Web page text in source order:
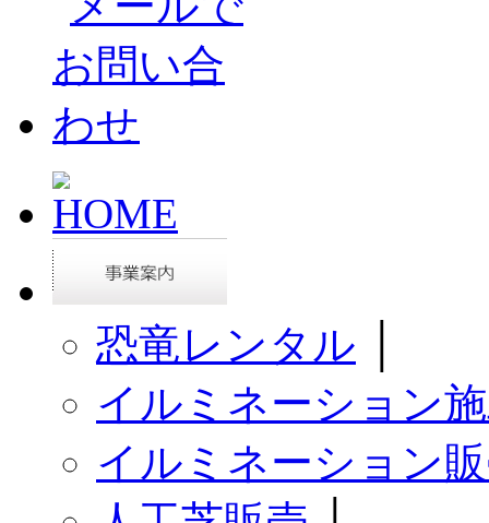
恐竜レンタル
イルミネーション
イルミネーション